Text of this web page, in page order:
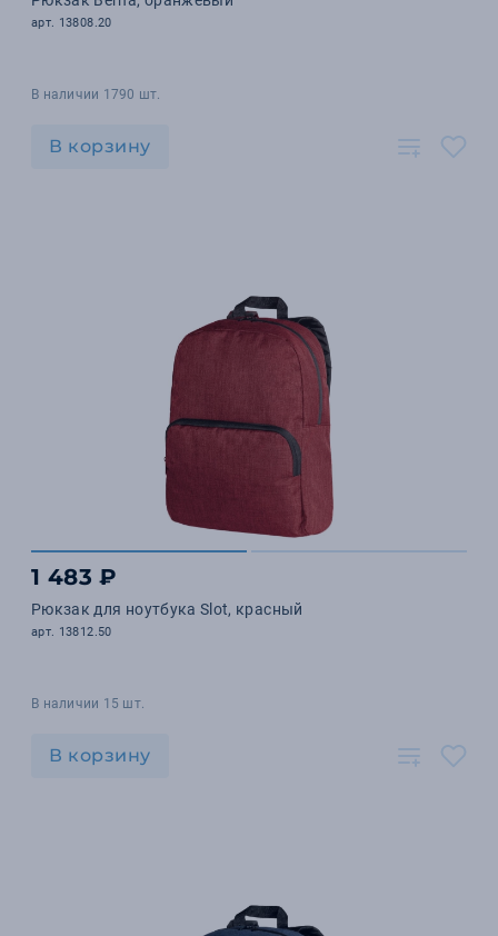
арт. 13808.20
В наличии 1790 шт.
В корзину
1 483 ₽
Рюкзак для ноутбука Slot, красный
арт. 13812.50
В наличии 15 шт.
В корзину